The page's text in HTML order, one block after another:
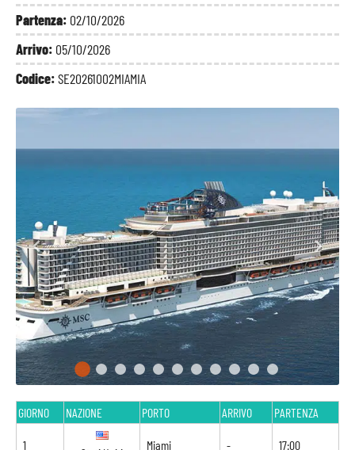
Partenza: 02/10/2026
Arrivo: 05/10/2026
Codice:SE20261002MIAMIA
GIORNO NAZIONE PORTO ARRIVO PARTENZA
1 Miami - 17:00